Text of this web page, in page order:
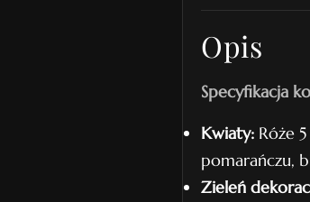
Opis
Specyfikacja
Kwiaty: Róże
pomarańczu,
Zieleń